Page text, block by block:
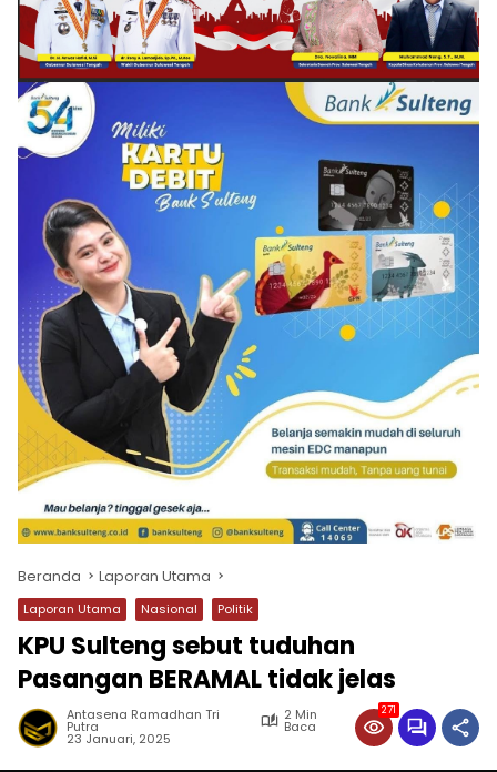
Beranda Laporan Utama
Laporan Utama Nasional Politik
KPU Sulteng sebut tuduhan
Pasangan BERAMAL tidak jelas
Antasena Ramadhan Tri
Putra
2 Min
Baca
23 Januari, 2025
271